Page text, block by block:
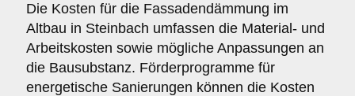
Die Kosten für die Fassadendämmung im
Altbau in Steinbach umfassen die Material- und
Arbeitskosten sowie mögliche Anpassungen an
die Bausubstanz. Förderprogramme für
energetische Sanierungen können die Kosten